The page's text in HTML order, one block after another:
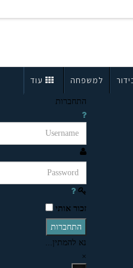
למשפחה עוד
התחברות
זכור אותי
התחברות
נא להמתין...
×